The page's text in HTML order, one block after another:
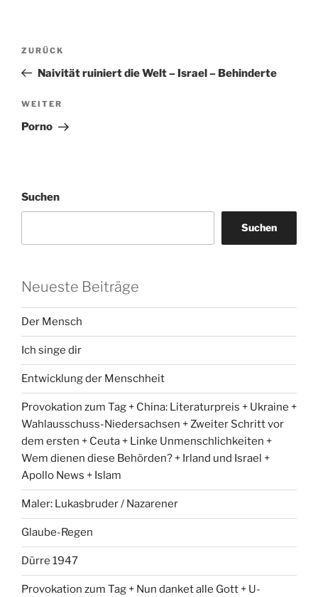
Beitragsnavigation
Vorheriger
Beitrag
ZURÜCK
Naivität ruiniert die Welt – Israel – Behinderte
Nächster
Beitrag
WEITER
Porno
Suchen
Suchen
Neueste Beiträge
Der Mensch
Ich singe dir
Entwicklung der Menschheit
Provokation zum Tag + China: Literaturpreis + Ukraine +
Wahlausschuss-Niedersachsen + Zweiter Schritt vor
dem ersten + Ceuta + Linke Unmenschlichkeiten +
Wem dienen diese Behörden? + Irland und Israel +
Apollo News + Islam
Maler: Lukasbruder / Nazarener
Glaube-Regen
Dürre 1947
Provokation zum Tag + Nun danket alle Gott + U-